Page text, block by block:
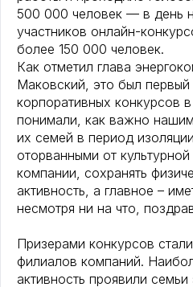
500 000 человек — в день
участников онлайн-
более 150 000 человек.
Как отметил глава
Маковский, это был
корпоративных конкурсов
понимали, как важно
их семей в период
оторванными от
компании, сохранять
активность, а главное –
несмотря ни на что,
Призерами конкурсов
филиалов компаний.
активность проявили семьи